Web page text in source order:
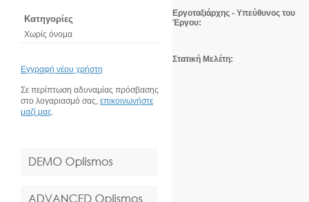
Κατηγορίες
Χωρίς όνομα
Εγγραφή νέου χρήστη
Σε περίπτωση αδυναμίας πρόσβασης
στο λογαριασμό σας, επικοινωνήστε
μαζί μας.
Εργοταξιάρχης - Υπεύθυνος του
Έργου:
Στατική Μελέτη: